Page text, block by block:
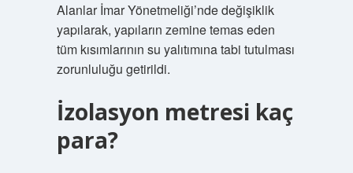
Alanlar İmar Yönetmeliği’nde değişiklik
yapılarak, yapıların zemine temas eden
tüm kısımlarının su yalıtımına tabi tutulması
zorunluluğu getirildi.
İzolasyon metresi kaç
para?